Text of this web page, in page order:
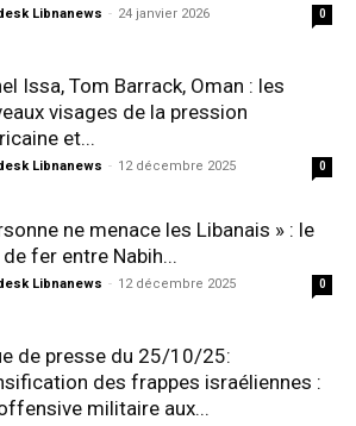
Libnanews - 24 janvier 2026 0
Issa, Tom Barrack, Oman : les
visages de la pression
et...
Libnanews - 12 décembre 2025 0
ne menace les Libanais » : le
fer entre Nabih...
Libnanews - 12 décembre 2025 0
de presse du 25/10/25:
des frappes israéliennes :
militaire aux...